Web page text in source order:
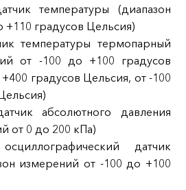
температуры (диапазон
+110 градусов Цельсия)
температуры термопарный
от -100 до +100 градусов
градусов Цельсия, от -100
абсолютного давления
от 0 до 200 кПа)
датчик
измерений от -100 до +100